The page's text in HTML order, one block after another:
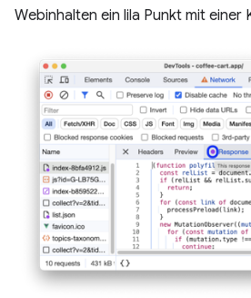
Webinhalten ein lila Punkt mit einer